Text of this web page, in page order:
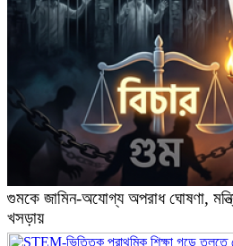
গুমকে জামিন-অযোগ্য অপরাধ ঘোষণা,
খসড়ায়